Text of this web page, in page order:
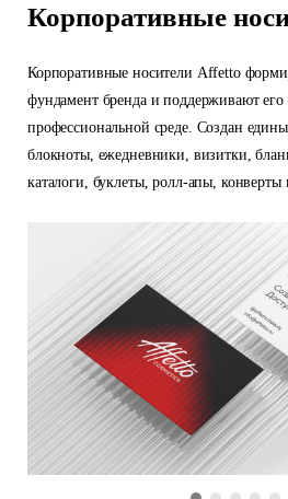
Корпоративные
Корпоративные носители Affetto
фундамент бренда и поддерживают его
профессиональной среде. Создан
блокноты, ежедневники, визитки,
каталоги, буклеты, ролл-апы, конверты